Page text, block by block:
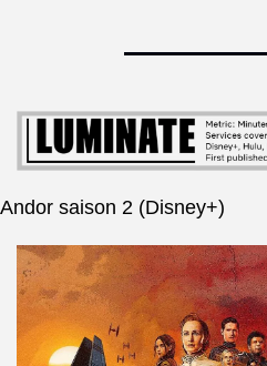
Andor saison 2 (Disney+)